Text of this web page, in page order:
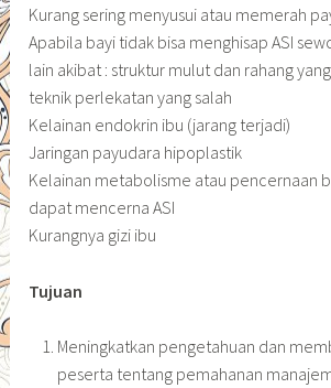
Kurang sering menyusui atau memerah
Apabila bayi tidak bisa menghisap ASI
lain akibat : struktur mulut dan rahang
teknik perlekatan yang salah
Kelainan endokrin ibu (jarang terjadi)
Jaringan payudara hipoplastik
Kelainan metabolisme atau pencernaan
dapat mencerna ASI
Kurangnya gizi ibu
Tujuan
Meningkatkan pengetahuan dan
peserta tentang pemahanan